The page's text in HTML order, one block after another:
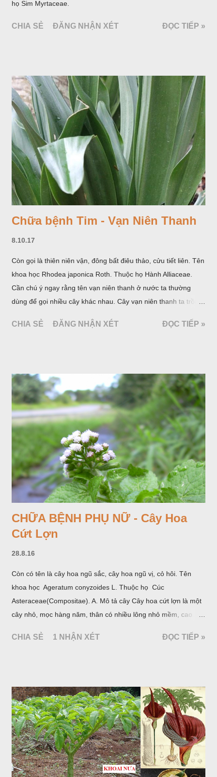
họ Sim Myrtaceae.
CHIA SẺ ĐĂNG NHẬN XÉT ĐỌC TIẾP »
Chữa bệnh Tim - Vạn Niên Thanh
8.10.17
Còn gọi là thiên niên vận, đông bất điêu thảo, cửu tiết liên. Tên
khoa học Rhodea japonica Roth. Thuộc họ Hành Alliaceae.
Cần chú ý ngay rằng tên vạn niên thanh ở nước ta thường
dùng để gọi nhiều cây khác nhau. Cây vạn niên thanh ta trồng
Araceae. Còn cây vạn niên thanh giới thiệu ở đây thuộc họ
CHIA SẺ ĐĂNG NHẬN XÉT ĐỌC TIẾP »
CHỮA BỆNH PHỤ NỮ - Cây Hoa
Cứt Lợn
28.8.16
Còn có tên là cây hoa ngũ sắc, cây hoa ngũ vị, cỏ hôi. Tên
khoa học Ageratum conyzoides L. Thuộc họ Cúc
Asteraceae(Compositae). A. Mô tả cây Cây hoa cứt lợn là một
cây nhỏ, mọc hàng năm, thân có nhiều lông nhỏ mềm, cao
đối hình trứng hay 3 cạnh, dài 2-6cm, rộng 1-3cm, mép có
CHIA SẺ 1 NHẬN XÉT ĐỌC TIẾP »